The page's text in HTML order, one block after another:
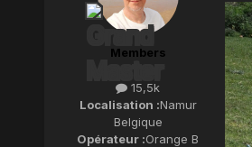
Members
15,5k
Localisation :Namur
Belgique
Opérateur :Orange B